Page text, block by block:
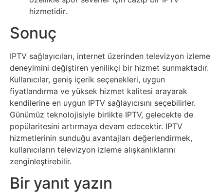
Uzay
Web
Siteleri
Webmaster
WordPress
Yapay
Zeka
Yemek
hizmetidir.
Sonuç
IPTV sağlayıcıları, internet üzerinden televizyon izleme
deneyimini değiştiren yenilikçi bir hizmet sunmaktadır.
Kullanıcılar, geniş içerik seçenekleri, uygun
fiyatlandırma ve yüksek hizmet kalitesi arayarak
kendilerine en uygun IPTV sağlayıcısını seçebilirler.
Günümüz teknolojisiyle birlikte IPTV, gelecekte de
popülaritesini artırmaya devam edecektir. IPTV
hizmetlerinin sunduğu avantajları değerlendirmek,
kullanıcıların televizyon izleme alışkanlıklarını
zenginleştirebilir.
Bir yanıt yazın